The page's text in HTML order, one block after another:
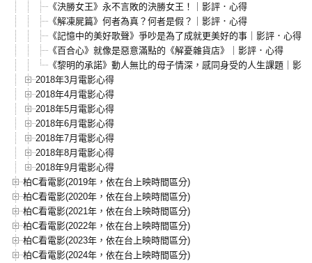
《決勝女王》永不言敗的決勝女王！｜影評．心得
《解凍屍篇》何者為真？何者是假？｜影評．心得
《記憶中的美好歌聲》爭吵是為了成就更美好的事｜影評．心得
《百合心》就像是惡意滿點的《解憂雜貨店》｜影評．心得
《黎明的承諾》動人無比的母子情深，感同身受的人生課題｜影
2018年3月電影心得
2018年4月電影心得
2018年5月電影心得
2018年6月電影心得
2018年7月電影心得
2018年8月電影心得
2018年9月電影心得
柏C看電影(2019年，依在台上映時間區分)
柏C看電影(2020年，依在台上映時間區分)
柏C看電影(2021年，依在台上映時間區分)
柏C看電影(2022年，依在台上映時間區分)
柏C看電影(2023年，依在台上映時間區分)
柏C看電影(2024年，依在台上映時間區分)